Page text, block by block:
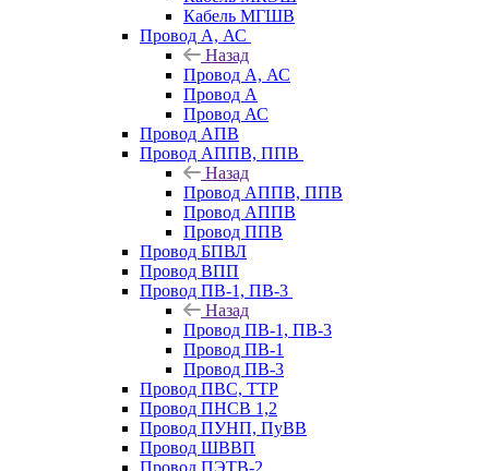
Кабель МГШВ
Провод А, АС
Назад
Провод А, АС
Провод А
Провод АС
Провод АПВ
Провод АППВ, ППВ
Назад
Провод АППВ, ППВ
Провод АППВ
Провод ППВ
Провод БПВЛ
Провод ВПП
Провод ПВ-1, ПВ-3
Назад
Провод ПВ-1, ПВ-3
Провод ПВ-1
Провод ПВ-3
Провод ПВС, ТТР
Провод ПНСВ 1,2
Провод ПУНП, ПуВВ
Провод ШВВП
Провод ПЭТВ-2